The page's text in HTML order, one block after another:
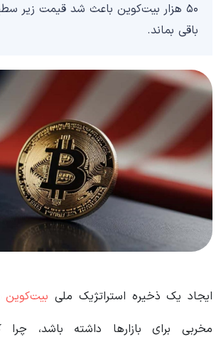
باقی بماند.
ایجاد یک ذخیره استراتژیک ملی بیت‌کوین
مخربی برای بازارها داشته باشد،